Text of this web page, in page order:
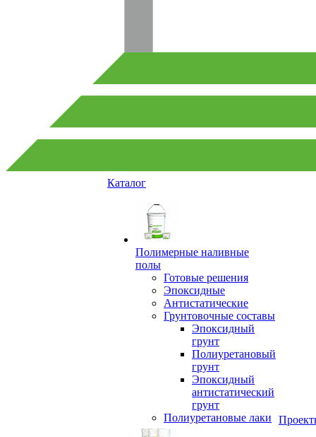
Каталог
Полимерные наливные
полы
Готовые решения
Эпоксидные
Антистатические
Грунтовочные составы
Эпоксидный
грунт
Полиуретановый
грунт
Эпоксидный
антистатический
грунт
Полиуретановые лаки